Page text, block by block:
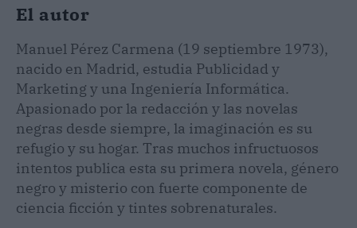
El autor
Manuel Pérez Carmena (19 septiembre 1973),
nacido en Madrid, estudia Publicidad y
Marketing y una Ingeniería Informática.
Apasionado por la redacción y las novelas
negras desde siempre, la imaginación es su
refugio y su hogar. Tras muchos infructuosos
intentos publica esta su primera novela, género
negro y misterio con fuerte componente de
ciencia ficción y tintes sobrenaturales.